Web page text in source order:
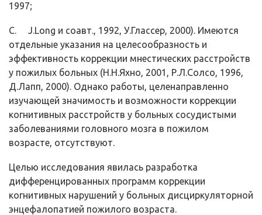
1997;
C. J.Long и соавт., 1992, У.Глассер, 2000). Имеются
отдельные указания на целесообразность и
эффективность коррекции мнестических расстройств
у пожилых больных (Н.Н.Яхно, 2001, Р.Л.Солсо, 1996,
Д.Лапп, 2000). Однако работы, целенаправленно
изучающей значимость и возможности коррекции
когнитивных расстройств у больных сосудистыми
заболеваниями головного мозга в пожилом
возрасте, отсутствуют.
Целью исследования явилась разработка
дифференцированных программ коррекции
когнитивных нарушений у больных дисциркуляторной
энцефалопатией пожилого возраста.